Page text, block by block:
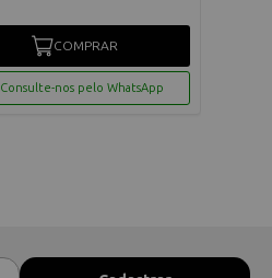
COMPRAR
Consulte-nos pelo WhatsApp